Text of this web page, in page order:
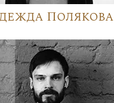
Полякова